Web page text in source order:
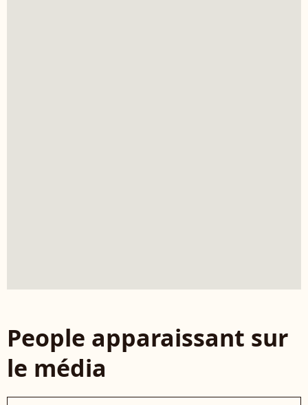
People apparaissant sur
le média